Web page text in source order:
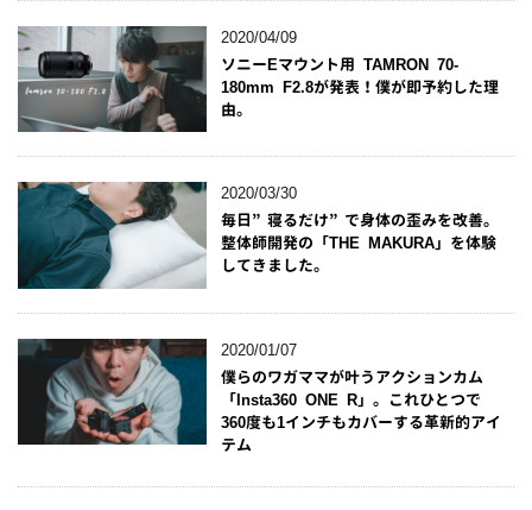
2020/04/09
ソニーEマウント用 TAMRON 70-
180mm F2.8が発表！僕が即予約した理
由。
2020/03/30
毎日”寝るだけ”で身体の歪みを改善。
整体師開発の「THE MAKURA」を体験
してきました。
2020/01/07
僕らのワガママが叶うアクションカム
「Insta360 ONE R」。これひとつで
360度も1インチもカバーする革新的アイ
テム